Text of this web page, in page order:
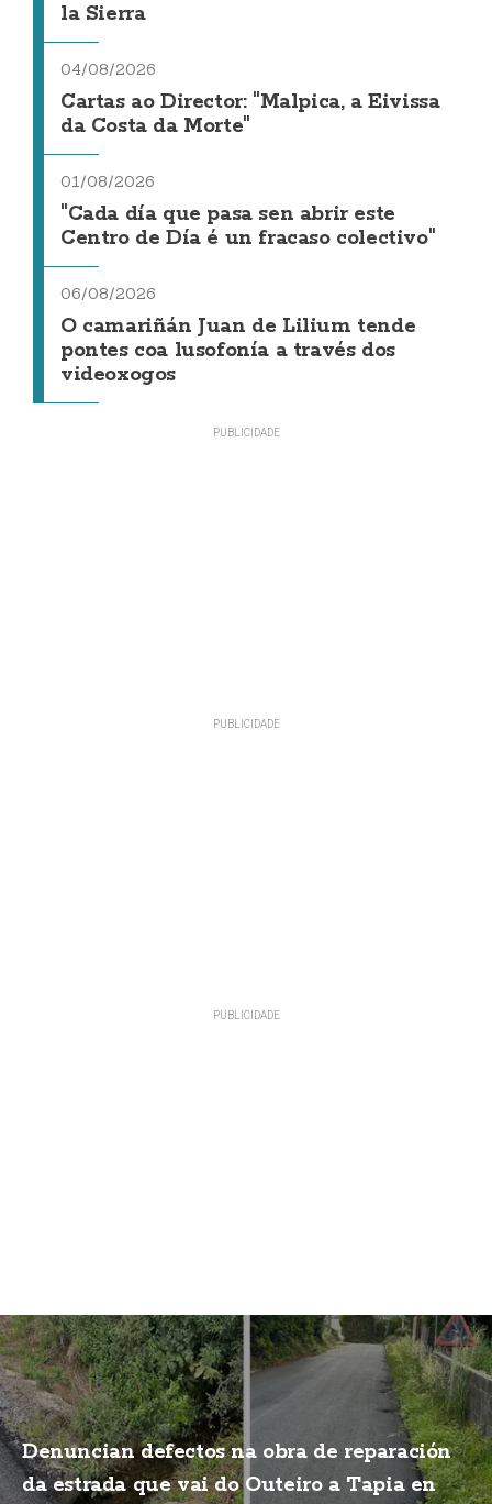
la Sierra
04/08/2026
Cartas ao Director: "Malpica, a Eivissa
da Costa da Morte"
01/08/2026
"Cada día que pasa sen abrir este
Centro de Día é un fracaso colectivo"
06/08/2026
O camariñán Juan de Lilium tende
pontes coa lusofonía a través dos
videoxogos
Denuncian defectos na obra de reparación
da estrada que vai do Outeiro a Tapia en